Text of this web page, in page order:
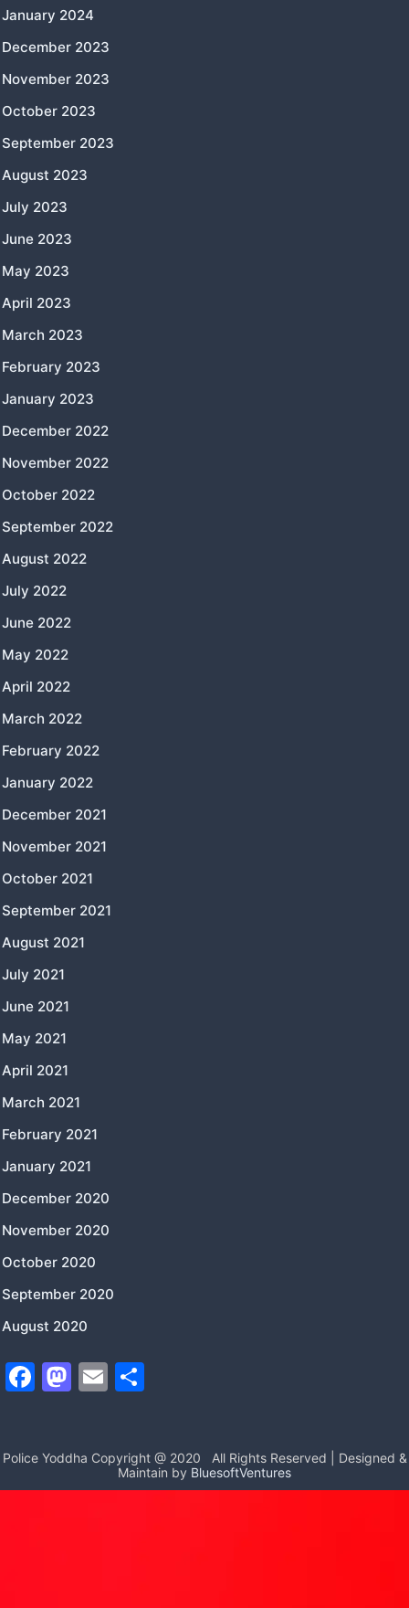
January 2024
December 2023
November 2023
October 2023
September 2023
August 2023
July 2023
June 2023
May 2023
April 2023
March 2023
February 2023
January 2023
December 2022
November 2022
October 2022
September 2022
August 2022
July 2022
June 2022
May 2022
April 2022
March 2022
February 2022
January 2022
December 2021
November 2021
October 2021
September 2021
August 2021
July 2021
June 2021
May 2021
April 2021
March 2021
February 2021
January 2021
December 2020
November 2020
October 2020
September 2020
August 2020
F
e
b
M
o
d
E
l
e
Police Yoddha Copyright @ 2020
All Rights Reserved | Designed &
Maintain by BluesoftVentures